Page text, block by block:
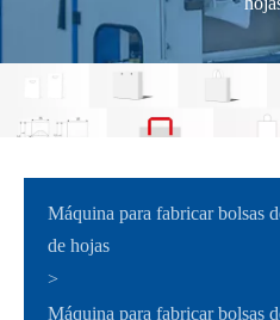
Máquina para fabricar bolsas
de hojas
>
Máquina para fabricar bolsas